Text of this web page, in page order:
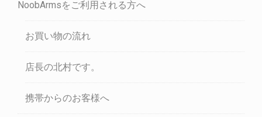
NoobArmsをご利用される方へ
お買い物の流れ
店長の北村です。
携帯からのお客様へ